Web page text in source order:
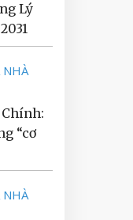
Lý
NHÀ
“cơ
NHÀ